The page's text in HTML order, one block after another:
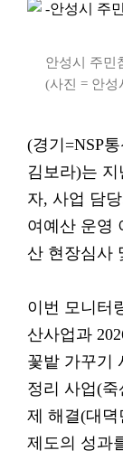
안성시 주민
(사진 = 안성
(경기=NSP
김보라)는
자, 사업 담
여예산 운영
산 현장심사
이번 모니터
산사업과
꽃밭 가꾸기
정리 사업(
제 해결(대
제도의 성과